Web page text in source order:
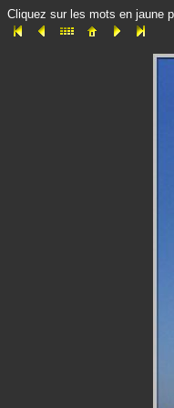
Cliquez sur les mots en jaune